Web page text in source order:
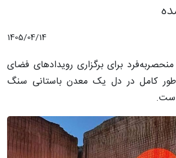
1405/04/14
برای برگزاری رویدادهای فضای
کامل در دل یک معدن باستانی سنگ